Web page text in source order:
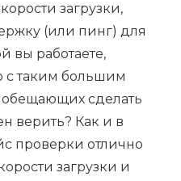
загрузки,
(или пинг) для
вы работаете,
с таким большим
обещающих сделать
верить? Как и в
проверки отлично
загрузки и